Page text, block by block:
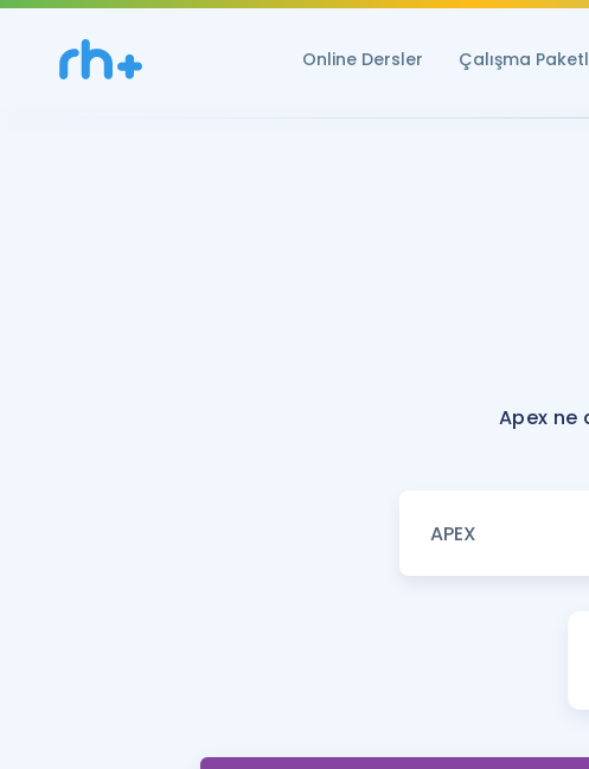
Online Dersler Çalışma
Apex ne